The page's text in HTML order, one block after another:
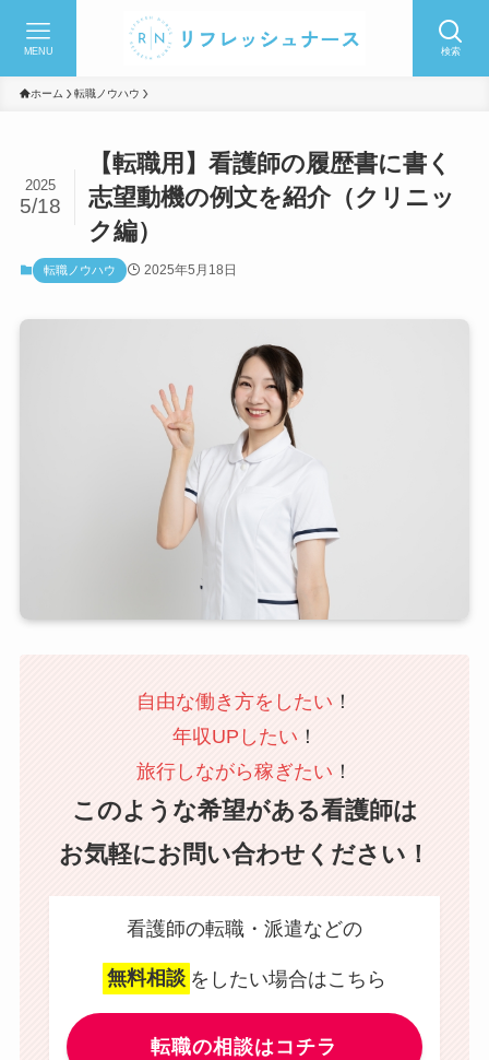
検索
MENU
ホーム 転職ノウハウ
【転職用】看護師の履歴書に書く
志望動機の例文を紹介（クリニッ
ク編）
2025
5/18
転職ノウハウ 2025年5月18日
自由な働き方をしたい ！
年収UPしたい ！
旅行しながら稼ぎたい ！
このような希望がある看護師は
お気軽にお問い合わせください！
看護師の転職・派遣などの
無料相談 をしたい場合はこちら
転職の相談はコチラ